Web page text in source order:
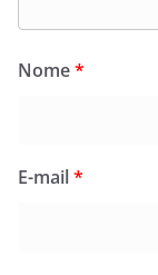
Nome*
E-mail*